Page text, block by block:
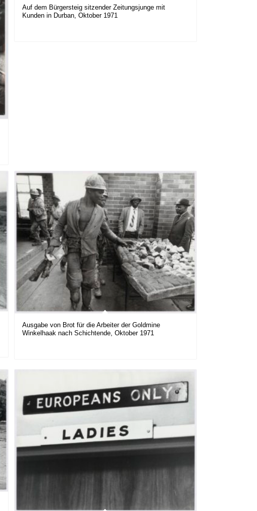
Auf dem Bürgersteig sitzender Zeitungsjunge mit
Kunden in Durban, Oktober 1971
Ausgabe von Brot für die Arbeiter der Goldmine
Winkelhaak nach Schichtende, Oktober 1971